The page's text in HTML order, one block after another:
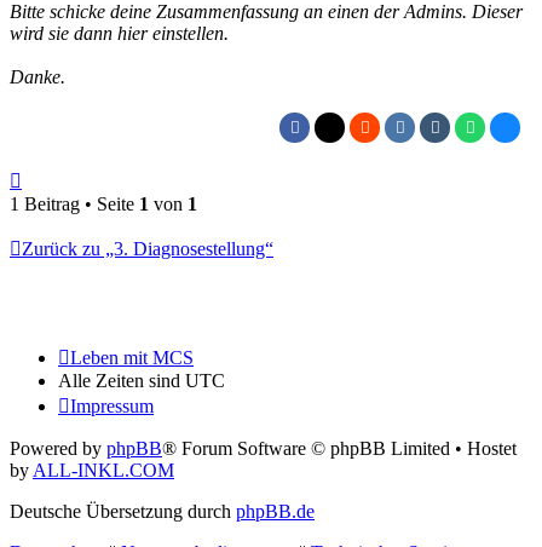
Bitte schicke deine Zusammenfassung an einen der Admins. Dieser
wird sie dann hier einstellen.
Danke.
oben
1 Beitrag • Seite 1 von 1
Zurück zu „3. Diagnosestellung“
Leben mit MCS
Alle Zeiten sind UTC
Impressum
Powered by phpBB® Forum Software © phpBB Limited • Hostet
by ALL-INKL.COM
Deutsche Übersetzung durch phpBB.de